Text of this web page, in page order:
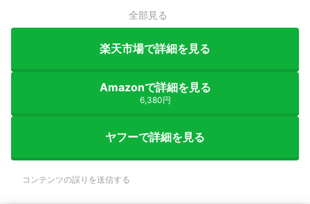
全部見る
楽天市場で詳細を見る
Amazonで詳細を見る
6,380円
ヤフーで詳細を見る
コンテンツの誤りを送信する